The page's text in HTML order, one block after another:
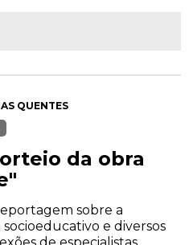
QUENTES
da obra
sobre a
e diversos